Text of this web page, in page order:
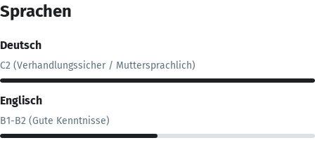
Sprachen
Deutsch
C2 (Verhandlungssicher / Muttersprachlich)
Englisch
B1-B2 (Gute Kenntnisse)